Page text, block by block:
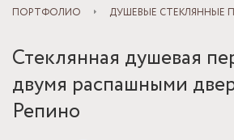
ПОРТФОЛИО ДУШЕВЫЕ СТЕКЛЯННЫЕ
Стеклянная душевая
двумя распашными
Репино